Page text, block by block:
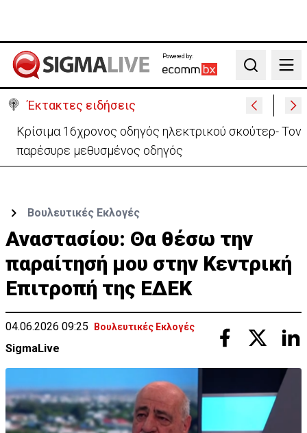
Powered by:
Search
Έκτακτες ειδήσεις
Κρίσιμα 16χρονος οδηγός ηλεκτρικού σκούτερ- Τον
παρέσυρε μεθυσμένος οδηγός
Βουλευτικές Εκλογές
Αναστασίου: Θα θέσω την
παραίτησή μου στην Κεντρική
Επιτροπή της ΕΔΕΚ
04.06.2026 09:25 Βουλευτικές Εκλογές
SigmaLive